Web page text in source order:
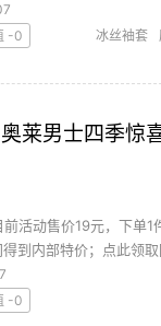
-0 冰丝袖套
莱男士四季惊
前活动售价19元，下单
到内部特价；点此领
-0